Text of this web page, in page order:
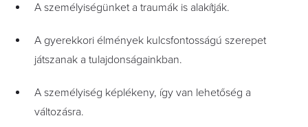
A személyiségünket a traumák is alakítják.
A gyerekkori élmények kulcsfontosságú szerepet
játszanak a tulajdonságainkban.
A személyiség képlékeny, így van lehetőség a
változásra.